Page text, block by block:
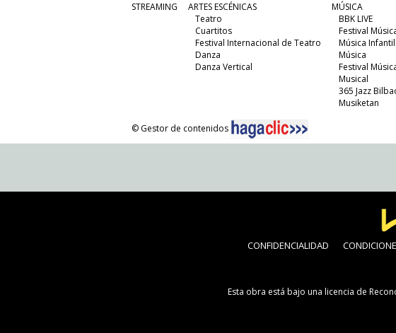
STREAMING
ARTES ESCÉNICAS
Teatro
Cuartitos
Festival Internacional de Teatro
Danza
Danza Vertical
MÚSICA
BBK LIVE
Festival
Música Infantil
Música
Festival
Musical
365 Jazz
Musiketan
© Gestor de contenidos
CONFIDENCIALIDAD
Esta obra está bajo una licencia de